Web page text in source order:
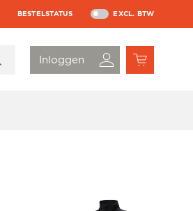
BESTELSTATUS EXCL. BTW